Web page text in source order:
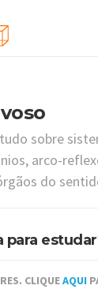
sobre
arco-
do
para
CLIQUEAQUI